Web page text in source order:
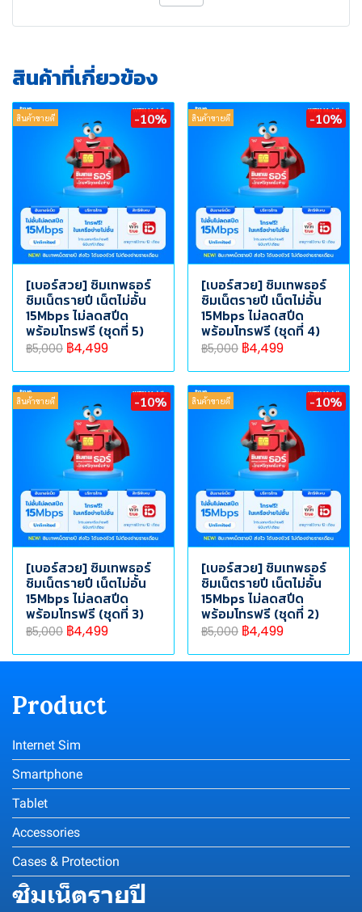
สินค้าที่เกี่ยวข้อง
สินค้าขายดี -10%
[เบอร์สวย] ซิมเทพธอร์
ซิมเน็ตรายปี เน็ตไม่อั้น
15Mbps ไม่ลดสปีด
พร้อมโทรฟรี (ชุดที่ 5)
฿5,000 ฿4,499
สินค้าขายดี -10%
[เบอร์สวย] ซิมเทพธอร์
ซิมเน็ตรายปี เน็ตไม่อั้น
15Mbps ไม่ลดสปีด
พร้อมโทรฟรี (ชุดที่ 4)
฿5,000 ฿4,499
สินค้าขายดี -10%
[เบอร์สวย] ซิมเทพธอร์
ซิมเน็ตรายปี เน็ตไม่อั้น
15Mbps ไม่ลดสปีด
พร้อมโทรฟรี (ชุดที่ 3)
฿5,000 ฿4,499
สินค้าขายดี -10%
[เบอร์สวย] ซิมเทพธอร์
ซิมเน็ตรายปี เน็ตไม่อั้น
15Mbps ไม่ลดสปีด
พร้อมโทรฟรี (ชุดที่ 2)
฿5,000 ฿4,499
Product
Internet Sim
Smartphone
Tablet
Accessories
Cases & Protection
ซิมเน็ตรายปี